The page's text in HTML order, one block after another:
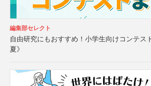
編集部セレクト
自由研究にもおすすめ！小学生向けコンテス
夏》